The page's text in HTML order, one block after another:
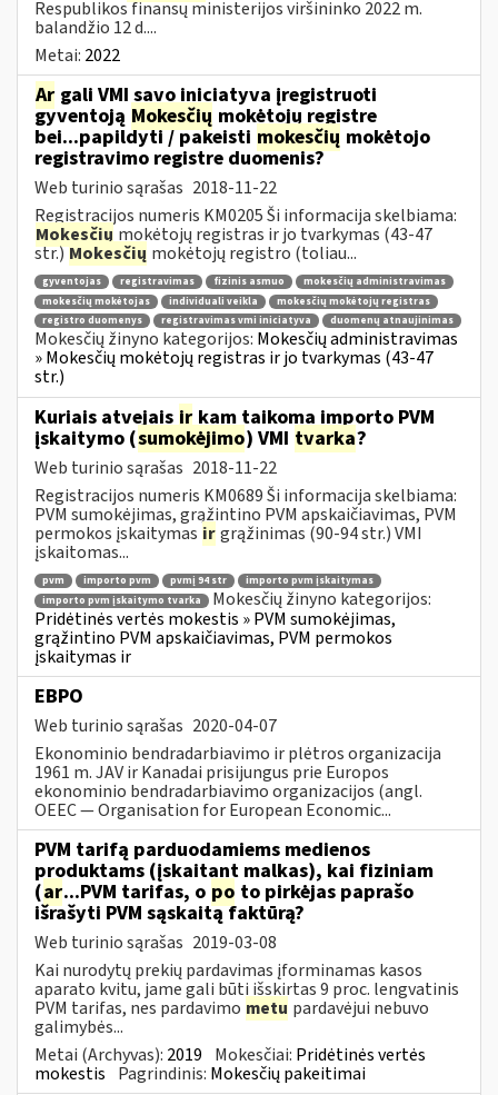
Respublikos finansų ministerijos viršininko 2022 m.
balandžio 12 d....
Metai: 2022
Ar gali VMI savo iniciatyva įregistruoti
gyventoją Mokesčių mokėtojų registre
bei...papildyti / pakeisti mokesčių mokėtojo
registravimo registre duomenis?
Web turinio sąrašas 2018-11-22
Registracijos numeris KM0205 Ši informacija skelbiama:
Mokesčių mokėtojų registras ir jo tvarkymas (43-47
str.)Mokesčių mokėtojų registro (toliau...
gyventojas registravimas fizinis asmuo
mokesčių administravimas
mokesčių mokėtojas
individuali veikla
mokesčių mokėtojų registras
registro duomenys
registravimas vmi iniciatyva duomenų atnaujinimas
Mokesčių žinyno kategorijos: Mokesčių administravimas
» Mokesčių mokėtojų registras ir jo tvarkymas (43-47
str.)
Kuriais atvejais ir kam taikoma importo PVM
įskaitymo (sumokėjimo) VMI tvarka?
Web turinio sąrašas 2018-11-22
Registracijos numeris KM0689 Ši informacija skelbiama:
PVM sumokėjimas, grąžintino PVM apskaičiavimas, PVM
permokos įskaitymas irgrąžinimas (90-94 str.) VMI
įskaitomas...
pvm importo pvm pvmį 94 str
importo pvm įskaitymas
importo pvm įskaitymo tvarka
Mokesčių žinyno kategorijos:
Pridėtinės vertės mokestis » PVM sumokėjimas,
grąžintino PVM apskaičiavimas, PVM permokos
įskaitymas ir
EBPO
Web turinio sąrašas 2020-04-07
Ekonominio bendradarbiavimo ir plėtros organizacija
1961 m. JAV ir Kanadai prisijungus prie Europos
ekonominio bendradarbiavimo organizacijos (angl.
OEEC — Organisation for European Economic...
PVM tarifą parduodamiems medienos
produktams (įskaitant malkas), kai fiziniam
(ar...PVM tarifas, o po to pirkėjas paprašo
išrašyti PVM sąskaitą faktūrą?
Web turinio sąrašas 2019-03-08
Kai nurodytų prekių pardavimas įforminamas kasos
aparato kvitu, jame gali būti išskirtas 9 proc. lengvatinis
PVM tarifas, nes pardavimo metu pardavėjui nebuvo
galimybės...
Metai (Archyvas): 2019 Mokesčiai: Pridėtinės vertės
mokestis Pagrindinis: Mokesčių pakeitimai